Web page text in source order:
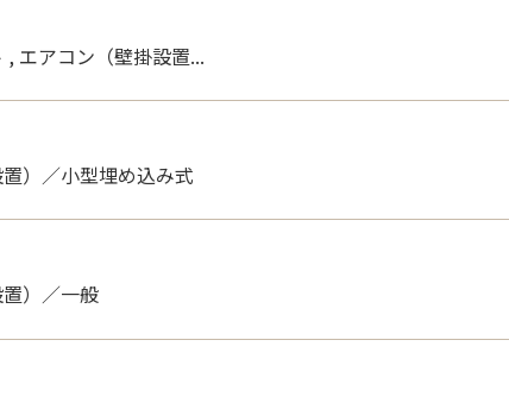
エアコン（壁掛設置...
）／小型埋め込み式
）／一般